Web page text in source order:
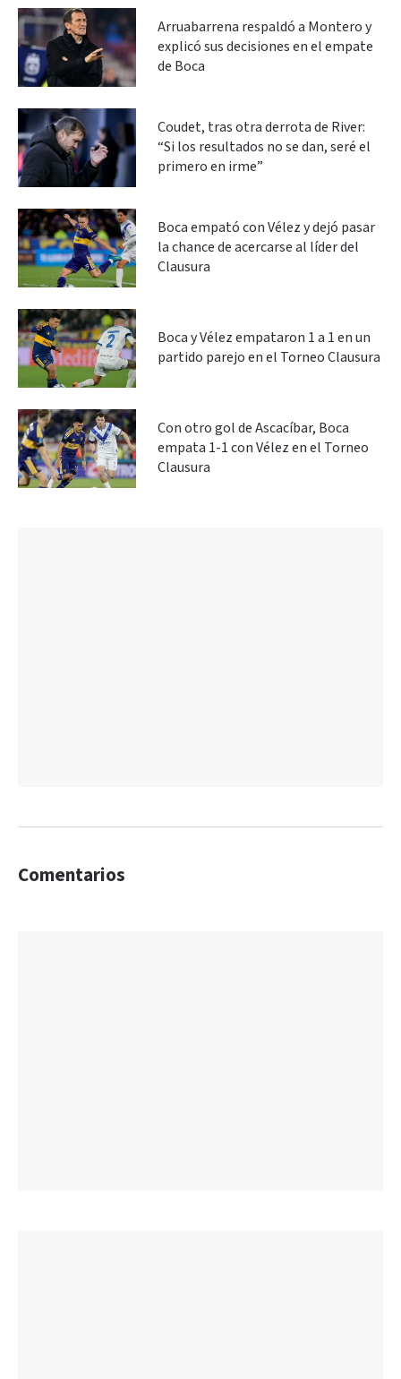
Arruabarrena respaldó a Montero y
explicó sus decisiones en el empate
de Boca
Coudet, tras otra derrota de River:
“Si los resultados no se dan, seré el
primero en irme”
Boca empató con Vélez y dejó pasar
la chance de acercarse al líder del
Clausura
Boca y Vélez empataron 1 a 1 en un
partido parejo en el Torneo Clausura
Con otro gol de Ascacíbar, Boca
empata 1-1 con Vélez en el Torneo
Clausura
Comentarios